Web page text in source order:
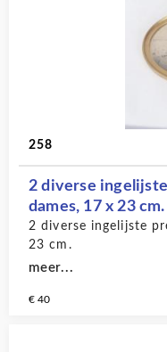
258
2 diverse
dames, 17 x 23 cm.
2 diverse ingelijste
23 cm.
meer...
€ 40